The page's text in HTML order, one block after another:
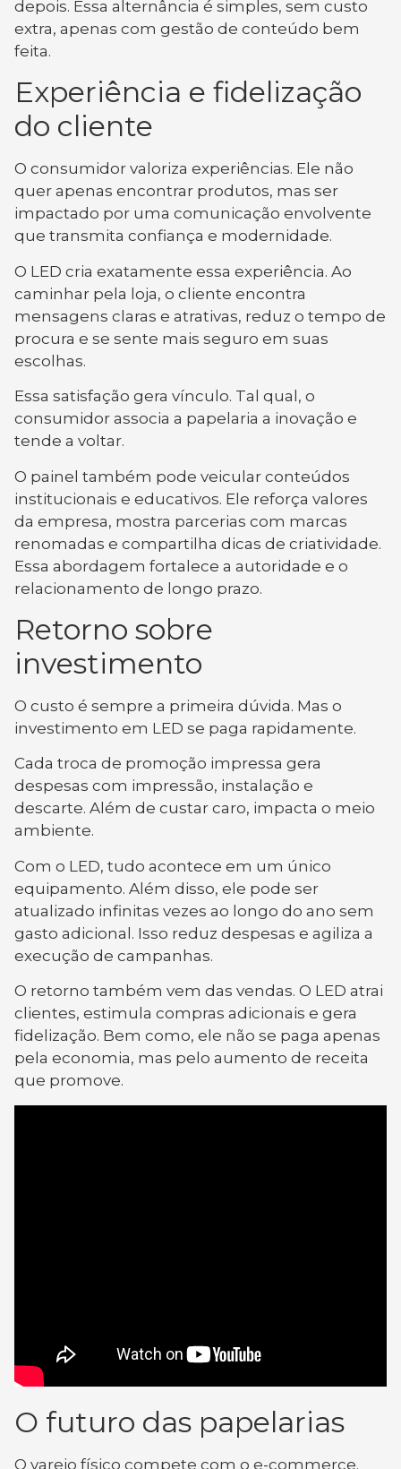
depois. Essa alternância é simples, sem custo
extra, apenas com gestão de conteúdo bem
feita.
Experiência e fidelização
do cliente
O consumidor valoriza experiências. Ele não
quer apenas encontrar produtos, mas ser
impactado por uma comunicação envolvente
que transmita confiança e modernidade.
O LED cria exatamente essa experiência. Ao
caminhar pela loja, o cliente encontra
mensagens claras e atrativas, reduz o tempo de
procura e se sente mais seguro em suas
escolhas.
Essa satisfação gera vínculo. Tal qual, o
consumidor associa a papelaria a inovação e
tende a voltar.
O painel também pode veicular conteúdos
institucionais e educativos. Ele reforça valores
da empresa, mostra parcerias com marcas
renomadas e compartilha dicas de criatividade.
Essa abordagem fortalece a autoridade e o
relacionamento de longo prazo.
Retorno sobre
investimento
O custo é sempre a primeira dúvida. Mas o
investimento em LED se paga rapidamente.
Cada troca de promoção impressa gera
despesas com impressão, instalação e
descarte. Além de custar caro, impacta o meio
ambiente.
Com o LED, tudo acontece em um único
equipamento. Além disso, ele pode ser
atualizado infinitas vezes ao longo do ano sem
gasto adicional. Isso reduz despesas e agiliza a
execução de campanhas.
O retorno também vem das vendas. O LED atrai
clientes, estimula compras adicionais e gera
fidelização. Bem como, ele não se paga apenas
pela economia, mas pelo aumento de receita
que promove.
O futuro das papelarias
O varejo físico compete com o e-commerce.